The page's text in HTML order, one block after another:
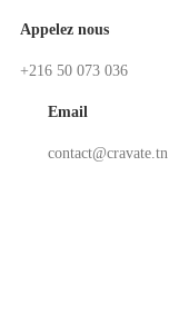
Appelez nous
+216 50 073 036
Email
contact@cravate.tn